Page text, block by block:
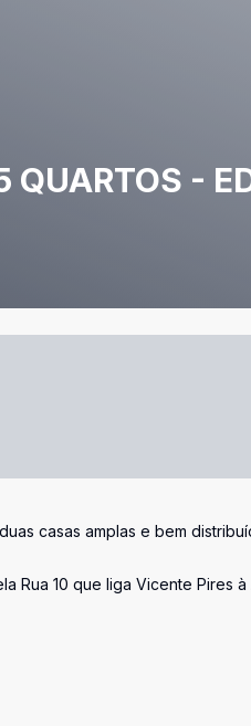
-
casas amplas e bem
Rua 10 que liga Vicente Pires à